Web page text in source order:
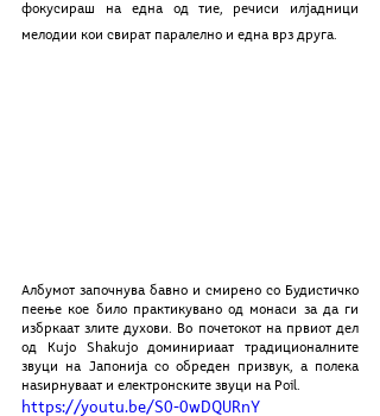
фокусираш на една од тие, речиси илјадници
мелодии кои свират паралелно и една врз друга.
Албумот започнува бавно и смирено со Будистичко
пеење кое било практикувано од монаси за да ги
избркаат злите духови. Во почетокот на првиот дел
од Kujo Shakujo доминириаат традиционалните
звуци на Јапонија со обреден призвук, а полека
наѕирнуваат и електронските звуци на Poil.
https://youtu.be/S0-0wDQURnY